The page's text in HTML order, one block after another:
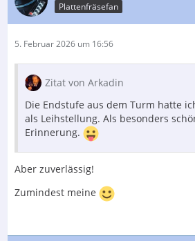
Plattenfräsefan
5. Februar 2026 um 16:56
Zitat von Arkadin
Die Endstufe aus dem Turm hatte
als Leihstellung. Als besonders
Erinnerung.
Aber zuverlässig!
Zumindest meine